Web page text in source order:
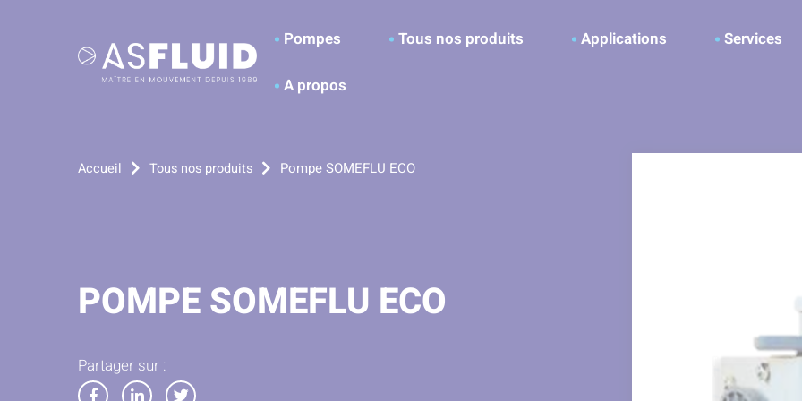
Pompes
Tous nos produits Applications Services
A propos
Accueil Tous nos produits Pompe SOMEFLU ECO
POMPE SOMEFLU ECO
Partager sur :